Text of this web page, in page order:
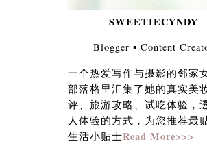
SWEETIECYNDY
Blogger ▪︎ Content
一个热爱写作与摄影的邻家
部落格里汇集了她的真实美
评、旅游攻略、试吃体验，
人体验的方式，为您推荐最
生活小贴士Read More>>>